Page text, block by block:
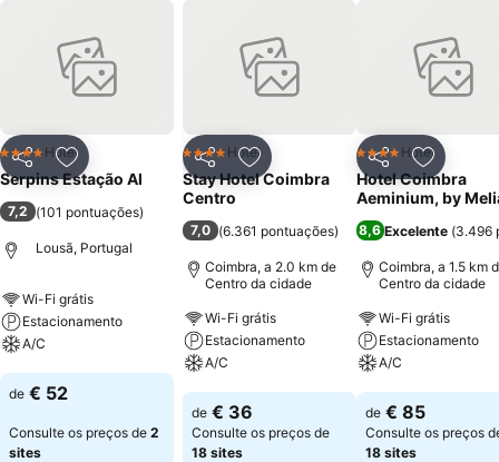
PartilharAdicionar aos favoritos
4 EstrelasHotel
Serpins Estação Al
7,2 (101 pontuações)
Lousã, Portugal
Wi-Fi grátis
Estacionamento
A/C
Ver preços
de € 52
Consulte os preços de 2
sites
PartilharAdicionar aos favoritos
4 EstrelasHotel
Stay Hotel Coimbra
Centro
7,0 (6.361 pontuações)
Coimbra, a 2.0 km de
Centro da cidade
Wi-Fi grátis
Estacionamento
A/C
Ver preços
de € 36
Consulte os preços de
18 sites
Partilhar
4 EstrelasHotel
Hotel Coimbra
Aeminium, by
8,6Excelente (3.496
Coimbra, a 1.5 km
Centro da cidade
Wi-Fi grátis
Estacionamento
A/C
Ver preços
de € 85
Consulte os preços
18 sites